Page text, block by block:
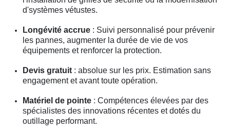
d'systèmes vétustes.
Longévité accrue : Suivi personnalisé pour prévenir
les pannes, augmenter la durée de vie de vos
équipements et renforcer la protection.
Devis gratuit : absolue sur les prix. Estimation sans
engagement et avant toute opération.
Matériel de pointe : Compétences élevées par des
spécialistes des innovations récentes et dotés du
outillage performant.